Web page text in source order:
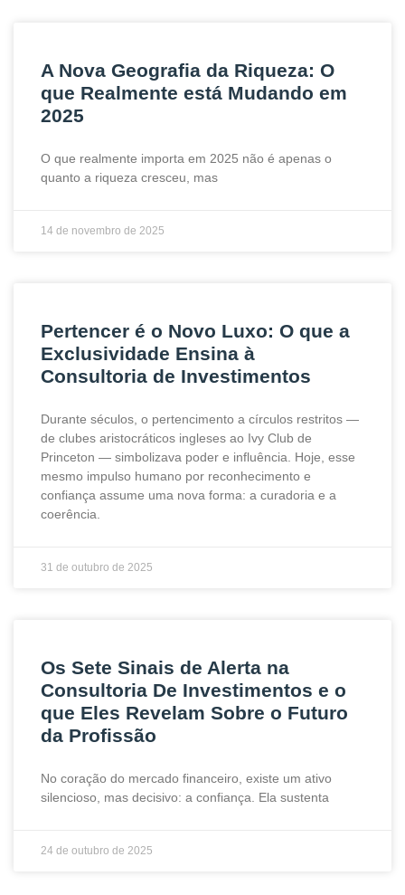
A Nova Geografia da Riqueza: O
que Realmente está Mudando em
2025
O que realmente importa em 2025 não é apenas o
quanto a riqueza cresceu, mas
14 de novembro de 2025
Pertencer é o Novo Luxo: O que a
Exclusividade Ensina à
Consultoria de Investimentos
Durante séculos, o pertencimento a círculos restritos —
de clubes aristocráticos ingleses ao Ivy Club de
Princeton — simbolizava poder e influência. Hoje, esse
mesmo impulso humano por reconhecimento e
confiança assume uma nova forma: a curadoria e a
coerência.
31 de outubro de 2025
Os Sete Sinais de Alerta na
Consultoria De Investimentos e o
que Eles Revelam Sobre o Futuro
da Profissão
No coração do mercado financeiro, existe um ativo
silencioso, mas decisivo: a confiança. Ela sustenta
24 de outubro de 2025